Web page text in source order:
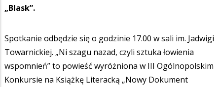
„Blask”.
Spotkanie odbędzie się o godzinie 17.00 w sali im. Jadwigi
Towarnickiej. „Ni szagu nazad, czyli sztuka łowienia
wspomnień” to powieść wyróżniona w III Ogólnopolskim
Konkursie na Książkę Literacką „Nowy Dokument